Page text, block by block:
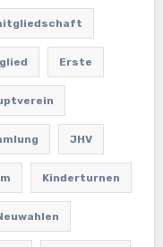
Erste
JHV
Kinderturnen